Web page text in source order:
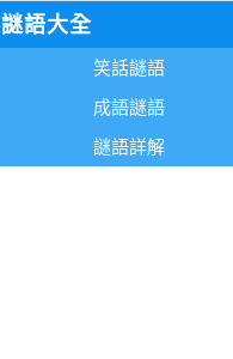
謎語大全
笑話謎語
成語謎語
謎語詳解